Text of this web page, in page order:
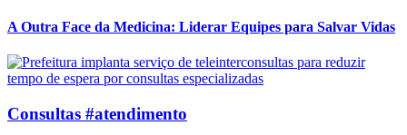
A Outra Face da Medicina: Liderar Equipes para Salvar Vidas
Consultas #atendimento